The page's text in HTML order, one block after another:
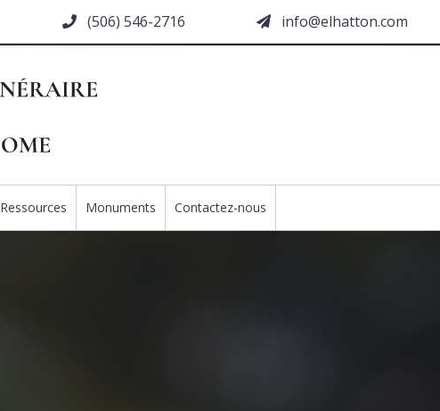
(506) 546-2716 moc.nottahle@ofni
Ressources Monuments Contactez-nous